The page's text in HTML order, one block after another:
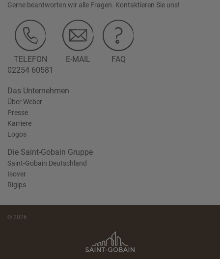
Gerne beantworten wir alle Fragen. Kontaktieren Sie uns!
TELEFON
02254 60581
E-MAIL FAQ
Das Unternehmen
Über Weber
Presse
Karriere
Logos
Die Saint-Gobain Gruppe
Saint-Gobain Deutschland
Isover
Rigips
© 2026